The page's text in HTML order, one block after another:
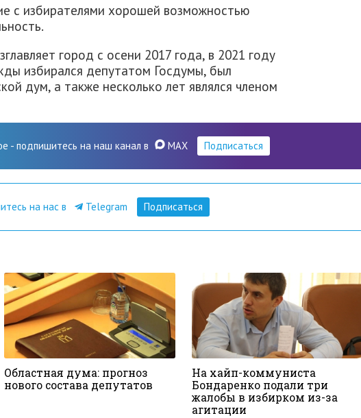
с избирателями хорошей возможностью
город с осени 2017 года, в 2021 году
избирался депутатом Госдумы, был
дум, а также несколько лет являлся членом
- подпишитесь на наш канал в MAX Подписаться
на нас в Telegram Подписаться
Областная дума: прогноз
нового состава депутатов
На хайп-коммуниста
Бондаренко подали три
жалобы в избирком из-за
агитации